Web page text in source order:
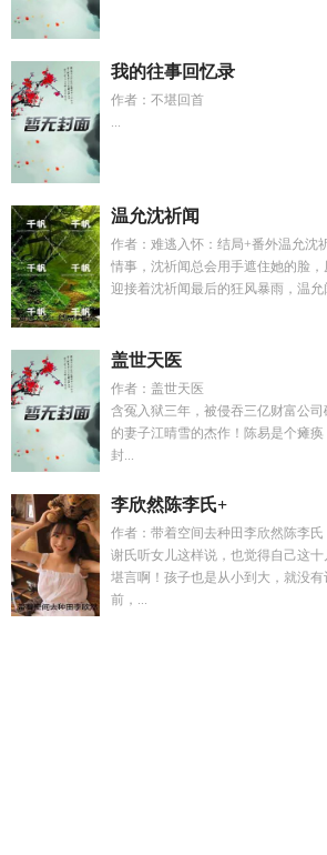
我的往事回忆录
作者：不堪回首
...
温允沈祈闻
作者：难逃入怀：结局+番外温允沈
情事，沈祈闻总会用手遮住她的脸，
迎接着沈祈闻最后的狂风暴雨，温
盖世天医
作者：盖世天医
含冤入狱三年，被侵吞三亿财富公
的妻子江晴雪的杰作！陈易是个瘫
封...
李欣然陈李氏+
作者：带着空间去种田李欣然陈李氏
谢氏听女儿这样说，也觉得自己这
堪言啊！孩子也是从小到大，就没
前，...